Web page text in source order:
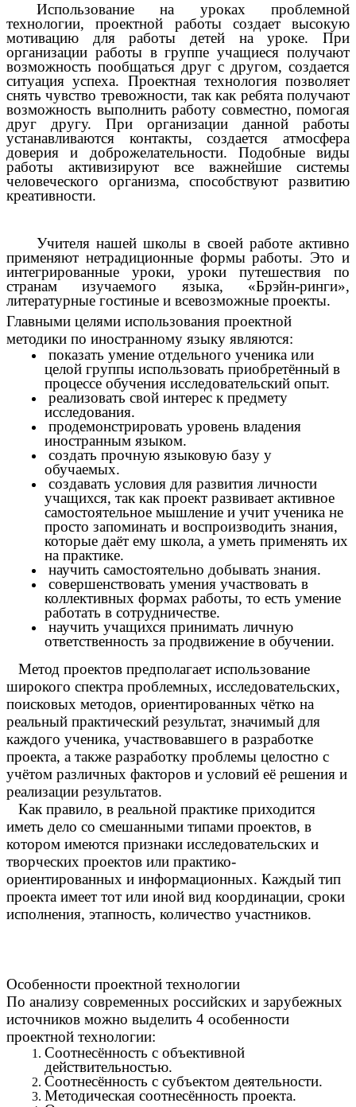
Использование на уроках проблемной
технологии, проектной работы создает высокую
мотивацию для работы детей на уроке. При
организации работы в группе учащиеся получают
возможность пообщаться друг с другом, создается
ситуация успеха. Проектная технология позволяет
снять чувство тревожности, так как ребята получают
возможность выполнить работу совместно, помогая
друг другу. При организации данной работы
устанавливаются контакты, создается атмосфера
доверия и доброжелательности. Подобные виды
работы активизируют все важнейшие системы
человеческого организма, способствуют развитию
креативности.
Учителя нашей школы в своей работе активно
применяют нетрадиционные формы работы. Это и
интегрированные уроки, уроки путешествия по
странам изучаемого языка, «Брэйн-ринги»,
литературные гостиные и всевозможные проекты.
Главными целями использования проектной
методики по иностранному языку являются:
показать умение отдельного ученика или
целой группы использовать приобретённый в
процессе обучения исследовательский опыт.
реализовать свой интерес к предмету
исследования.
продемонстрировать уровень владения
иностранным языком.
создать прочную языковую базу у
обучаемых.
создавать условия для развития личности
учащихся, так как проект развивает активное
самостоятельное мышление и учит ученика не
просто запоминать и воспроизводить знания,
которые даёт ему школа, а уметь применять их
на практике.
научить самостоятельно добывать знания.
совершенствовать умения участвовать в
коллективных формах работы, то есть умение
работать в сотрудничестве.
научить учащихся принимать личную
ответственность за продвижение в обучении.
Метод проектов предполагает использование
широкого спектра проблемных, исследовательских,
поисковых методов, ориентированных чётко на
реальный практический результат, значимый для
каждого ученика, участвовавшего в разработке
проекта, а также разработку проблемы целостно с
учётом различных факторов и условий её решения и
реализации результатов.
Как правило, в реальной практике приходится
иметь дело со смешанными типами проектов, в
котором имеются признаки исследовательских и
творческих проектов или практико-
ориентированных и информационных. Каждый тип
проекта имеет тот или иной вид координации, сроки
исполнения, этапность, количество участников.
Особенности проектной технологии
По анализу современных российских и зарубежных
источников можно выделить 4 особенности
проектной технологии:
Соотнесённость с объективной
действительностью.
Соотнесённость с субъектом деятельности.
Методическая соотнесённость проекта.